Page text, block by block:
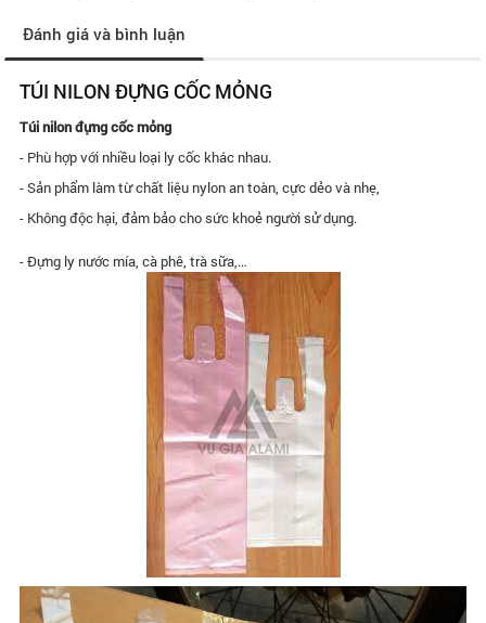
Đánh giá và bình luận
TÚI NILON ĐỰNG CỐC MỎNG
Túi nilon đựng cốc mỏng
- Phù hợp với nhiều loại ly cốc khác nhau.
- Sản phẩm làm từ chất liệu nylon an toàn, cực dẻo và nhẹ,
- Không độc hại, đảm bảo cho sức khoẻ người sử dụng.
- Đựng ly nước mía, cà phê, trà sữa,…